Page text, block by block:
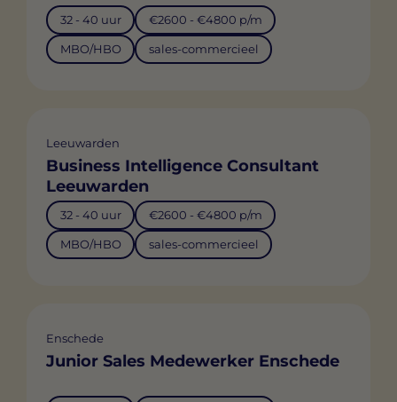
32 - 40 uur €2600 - €4800 p/m
MBO/HBO sales-commercieel
Leeuwarden
Business Intelligence Consultant
Leeuwarden
32 - 40 uur €2600 - €4800 p/m
MBO/HBO sales-commercieel
Enschede
Junior Sales Medewerker Enschede